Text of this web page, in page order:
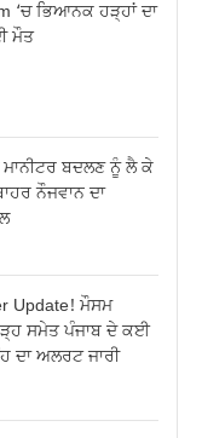
‘ਚ ਭਿਆਨਕ ਹੜ੍ਹਾਂ ਦਾ
ਮੌਤ
ਮਾਨੀਟਰ ਬਦਲਣ ਨੂੰ ਲੈ ਕੇ
ਨੌਜਵਾਨ ਦਾ
Update! ਮੌਸਮ
ਸਮੇਤ ਪੰਜਾਬ ਦੇ ਕਈ
ਦਾ ਅਲਰਟ ਜਾਰੀ